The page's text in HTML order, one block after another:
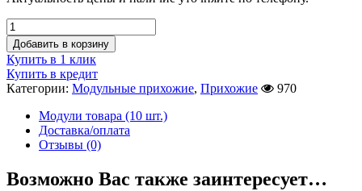
Добавить в корзину
Купить в 1 клик
Купить в кредит
Категории: Модульные прихожие, Прихожие
970
Модули товара (10 шт.)
Доставка/оплата
Отзывы (0)
Возможно Вас также заинтересует…